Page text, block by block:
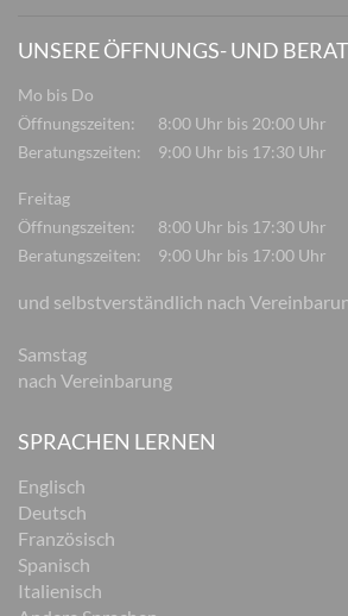
UNSERE ÖFFNUNGS- UND
Mo bis Do
Öffnungszeiten:
8:00 Uhr bis 20:00 Uhr
Beratungszeiten:
9:00 Uhr bis 17:30 Uhr
Freitag
Öffnungszeiten:
8:00 Uhr bis 17:30 Uhr
Beratungszeiten:
9:00 Uhr bis 17:00 Uhr
und selbstverständlich nach
Samstag
nach Vereinbarung
SPRACHEN LERNEN
Englisch
Deutsch
Französisch
Spanisch
Italienisch